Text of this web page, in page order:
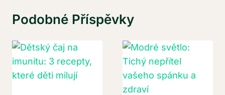
Podobné Příspěvky